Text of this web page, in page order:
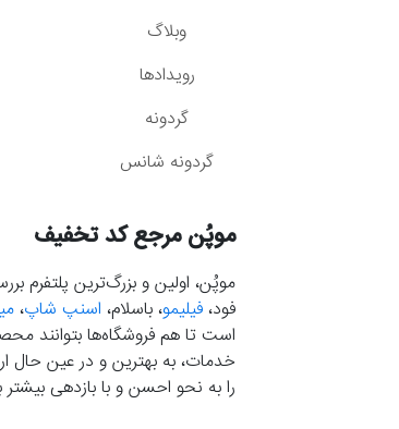
وبلاگ
رویدادها
گردونه
گردونه شانس
موپُن مرجع کد تخفیف
موپُن، اولین و بزرگ‌ترین پلتفرم
فود، فیلیمو، باسلام، اسنپ شاپ،
است تا هم فروشگاه‌ها بتوانند
خدمات، به بهترین و در عین حال
را به نحو احسن و با بازدهی بیشتر